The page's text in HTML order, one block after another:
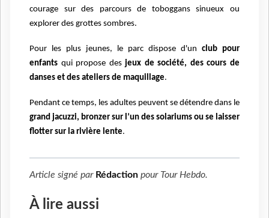
courage sur des parcours de toboggans sinueux ou
explorer des grottes sombres.
Pour les plus jeunes, le parc dispose d'un club pour
enfants qui propose desjeux de société, des cours de
danses et des ateliers de maquillage.
Pendant ce temps, les adultes peuvent se détendre dans le
grand jacuzzi, bronzer sur l’un des solariums ou se laisser
flotter sur la rivière lente.
Article signé par Rédaction pour Tour Hebdo.
À lire aussi